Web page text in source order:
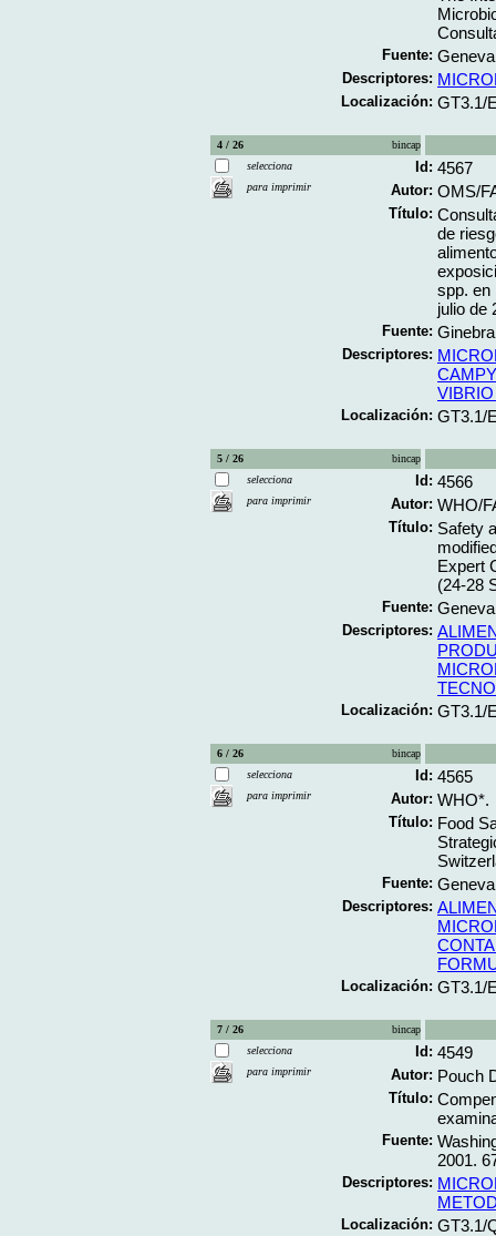
Fuente:
Descriptores:
Localización: GT3.1/
4 / 26
bincap
selecciona
para imprimir
Id: 4567
Autor: OMS/
Título:
de
spp. en
julio de
Fuente:
Descriptores:
Localización: GT3.1/
5 / 26
bincap
selecciona
para imprimir
Id: 4566
Autor: WHO/
Título: Safety
Expert
(24-28
Fuente:
Descriptores:
Localización: GT3.1/
6 / 26
bincap
selecciona
para imprimir
Id: 4565
Autor: WHO*.
Título: Food
Fuente:
Descriptores:
Localización: GT3.1/
7 / 26
bincap
selecciona
para imprimir
Id: 4549
Autor: Pouch
Título:
Fuente:
2001.
Descriptores:
Localización: GT3.1/